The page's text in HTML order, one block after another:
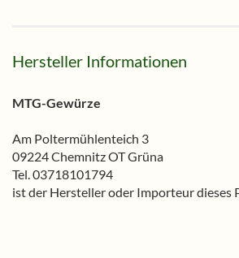
Hersteller Informationen
MTG-Gewürze
Am Poltermühlenteich 3
09224 Chemnitz OT Grüna
Tel. 03718101794
ist der Hersteller oder Importeur dieses